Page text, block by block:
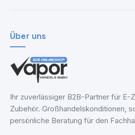
Über uns
Ihr zuverlässiger B2B-Partner für E-
Zubehör. Großhandelskonditionen,
persönliche Beratung für den